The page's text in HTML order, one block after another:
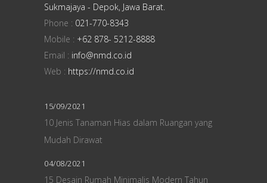
Sukmajaya - Depok, Jawa Barat.
Phone : 021-770-8343
Mobile : +62 878- 5212-8888
Email : info@nmd.co.id
Web : https://nmd.co.id
15/09/2021
10 Jenis Tanaman Hias dalam Ruangan yang
Mudah Dirawat
04/08/2021
15 Desain Rumah Minimalis Modern Tahun